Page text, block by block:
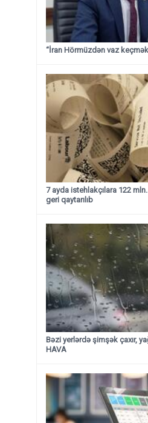
“İran Hörmüzdən vaz
7 ayda istehlakçılara 122
geri qaytarılıb
Bəzi yerlərdə şimşək çaxır,
HAVA